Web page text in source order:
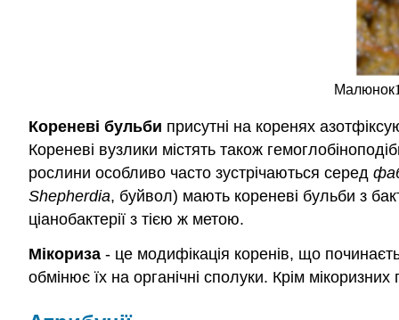
Малюнок
Кореневі бульби присутні на коренях
Кореневі вузлики містять також
рослини особливо часто зустрічаються серед
Shepherdia, буйвол) мають кореневі бульби з
ціанобактерії з тією ж метою.
Мікориза - це модифікація коренів, що
обмінює їх на органічні сполуки. Крім мікоризних